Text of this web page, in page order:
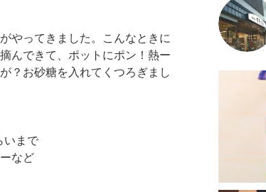
やってきました。こんなときに
んできて、ポットにポン！熱ー
？お砂糖を入れてくつろぎまし
いまで
など